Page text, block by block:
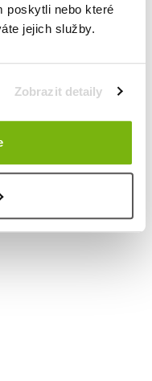
poskytli nebo které
jejich služby.
Zobrazit detaily